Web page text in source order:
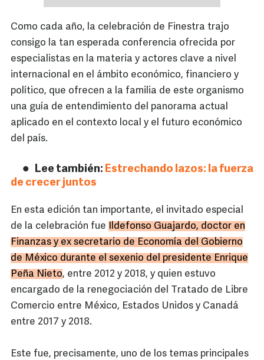
Como cada año, la celebración de Finestra trajo
consigo la tan esperada conferencia ofrecida por
especialistas en la materia y actores clave a nivel
internacional en el ámbito económico, financiero y
político, que ofrecen a la familia de este organismo
una guía de entendimiento del panorama actual
aplicado en el contexto local y el futuro económico
del país.
Lee también: Estrechando lazos: la fuerza
de crecer juntos
En esta edición tan importante, el invitado especial
de la celebración fue Ildefonso Guajardo, doctor en
Finanzas y ex secretario de Economía del Gobierno
de México durante el sexenio del presidente Enrique
Peña Nieto, entre 2012 y 2018, y quien estuvo
encargado de la renegociación del Tratado de Libre
Comercio entre México, Estados Unidos y Canadá
entre 2017 y 2018.
Este fue, precisamente, uno de los temas principales